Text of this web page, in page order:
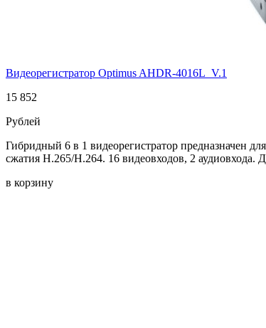
Видеорегистратор Optimus AHDR-4016L_V.1
15 852
Рублей
Гибридный 6 в 1 видеорегистратор предназначен
сжатия H.265/H.264. 16 видеовходов, 2
в корзину